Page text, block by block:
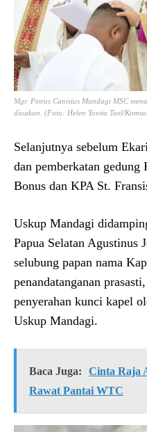
Mgr. Petrus Canisius Mandagi MSC
dioakon. (Foto: Helen Yovita Tael/
Selanjutnya sebelum
dan pemberkatan gedung
Bonus dan KPA St.
Uskup Mandagi
Papua Selatan Agustinus
selubung papan nama
penandatanganan
penyerahan kunci kapel
Uskup Mandagi.
Baca Juga:
Cinta Raja
Rawat Pantai WTC